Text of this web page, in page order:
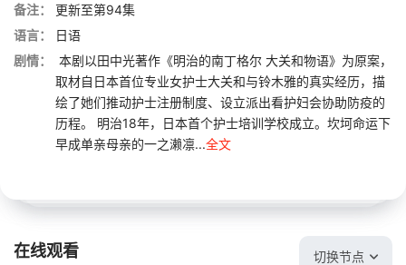
备注：
更新至第94集
语言：
日语
剧情：
本剧以田中光著作《明治的南丁格尔 大关和物语》为原案，
取材自日本首位专业女护士大关和与铃木雅的真实经历，描
绘了她们推动护士注册制度、设立派出看护妇会协助防疫的
历程。 明治18年，日本首个护士培训学校成立。坎坷命运下
早成单亲母亲的一之濑凛...全文
在线观看 切换节点